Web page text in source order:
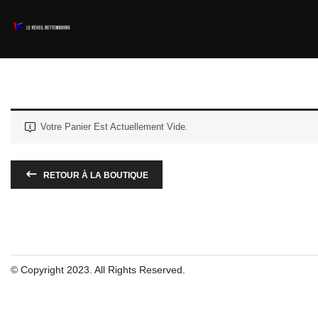
Votre Panier Est Actuellement Vide.
RETOUR À LA BOUTIQUE
© Copyright 2023. All Rights Reserved.